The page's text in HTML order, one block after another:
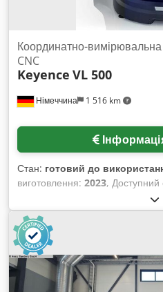
Німеччина 1 516 km
Координатно-
CNC
Keyence VL 500
Стан: готовий до
виготовлення: 2023,
вимірювальний пристрій
Точність вимірювання: +/-10
роздільна здатність: 0,1 мкм,
діаметр вимірювання (низьке
вимірювання при низькому/
мм/500 мм, діапазон
45°, макс. навантаження